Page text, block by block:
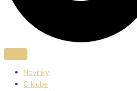
Novinky
O klube